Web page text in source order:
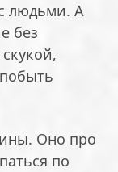
людьми. А
без
Оно про
по